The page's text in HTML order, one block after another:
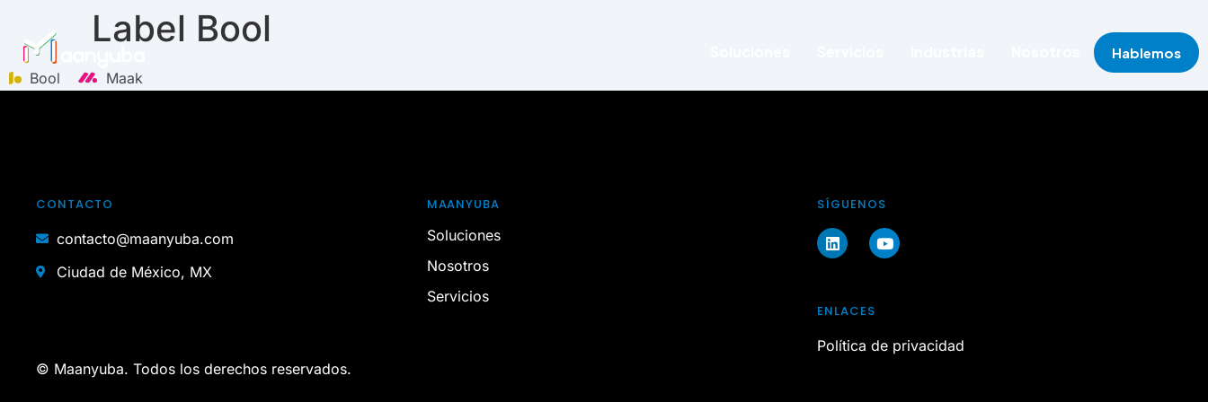
Hablemos
Label Bool
Bool Maak
CONTACTO
contacto@maanyuba.com
Ciudad de México, MX
© Maanyuba. Todos los derechos reservados.
MAANYUBA
Soluciones
Nosotros
Servicios
SÍGUENOS
ENLACES
Política de privacidad